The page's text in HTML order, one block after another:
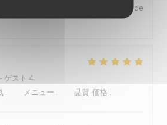
mais il y avait aussi beaucoup de
ゲスト 4
: メニュー : 品質-価格 :